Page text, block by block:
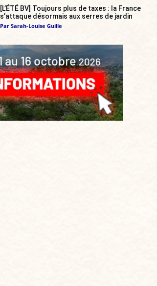
[L’ÉTÉ BV] Toujours plus de taxes : la France
s’attaque désormais aux serres de jardin
Par Sarah-Louise Guille